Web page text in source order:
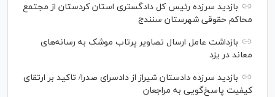
بازدید سرزده رئیس کل دادگستری استان کردستان از مجتمع
محاکم حقوقی شهرستان سنندج
بازداشت عامل ارسال تصاویر پرتاب موشک به رسانه‌های
معاند در یزد
بازدید سرزده دادستان شیراز از دادسرای صدرا/ تاکید بر ارتقای
کیفیت پاسخ‌گویی به مراجعان